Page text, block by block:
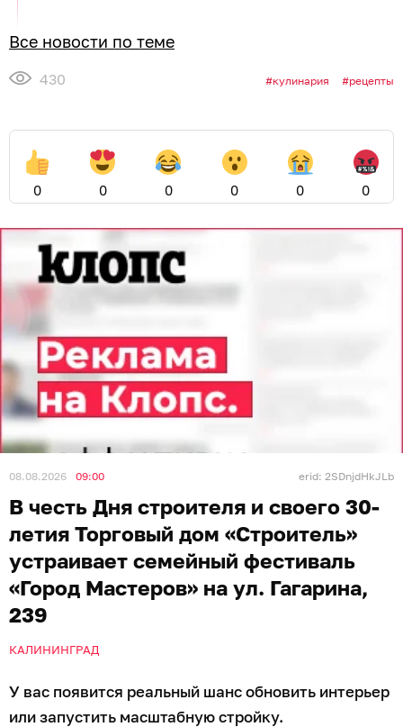
Все новости по теме
430 кулинария рецепты
0 0 0 0 0 0
08.08.2026 09:00 erid: 2SDnjdHkJLb
В честь Дня строителя и своего 30-
летия Торговый дом «Строитель»
устраивает семейный фестиваль
«Город Мастеров» на ул. Гагарина,
239
КАЛИНИНГРАД
У вас появится реальный шанс обновить интерьер
или запустить масштабную стройку.